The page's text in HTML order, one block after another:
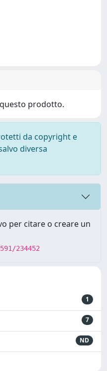
prodotto.
da copyright e
diversa
per citare o creare un
234452
1
7
ND